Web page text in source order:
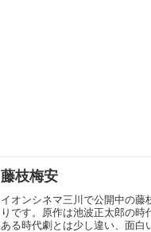
藤枝梅安
イオンシネマ三川で公開中の
りです。原作は池波正太郎の時
ある時代劇とは少し違い、面白